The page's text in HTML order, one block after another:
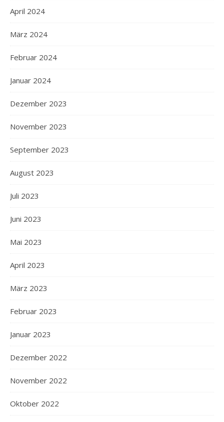
April 2024
März 2024
Februar 2024
Januar 2024
Dezember 2023
November 2023
September 2023
August 2023
Juli 2023
Juni 2023
Mai 2023
April 2023
März 2023
Februar 2023
Januar 2023
Dezember 2022
November 2022
Oktober 2022